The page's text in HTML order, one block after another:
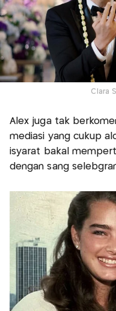
Clara
Alex juga tak
mediasi yang cukup
isyarat bakal
dengan sang